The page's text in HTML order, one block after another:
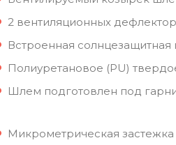
2 вентиляционных
Встроенная солнцезащитная
Полиуретановое (PU)
Шлем подготовлен под
Микрометрическая застежка